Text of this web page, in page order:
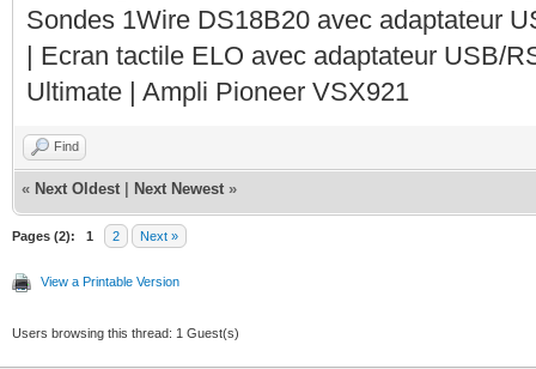
Sondes 1Wire DS18B20 avec adaptateur
| Ecran tactile ELO avec adaptateur USB/
Ultimate | Ampli Pioneer VSX921
Find
« Next Oldest Next Newest »
Pages (2): 1 2 Next »
View a Printable Version
Users browsing this thread: 1 Guest(s)